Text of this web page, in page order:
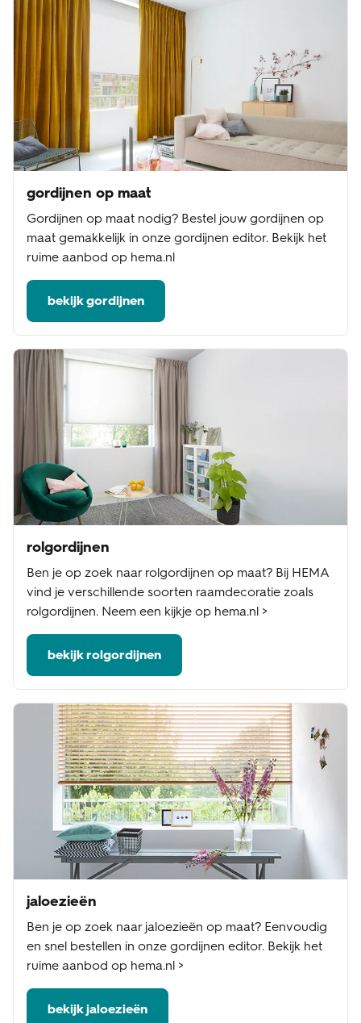
gordijnen op maat
Gordijnen op maat nodig? Bestel jouw gordijnen op
maat gemakkelijk in onze gordijnen editor. Bekijk het
ruime aanbod op hema.nl
bekijk gordijnen
rolgordijnen
Ben je op zoek naar rolgordijnen op maat? Bij HEMA
vind je verschillende soorten raamdecoratie zoals
rolgordijnen. Neem een kijkje op hema.nl >
bekijk rolgordijnen
jaloezieën
Ben je op zoek naar jaloezieën op maat? Eenvoudig
en snel bestellen in onze gordijnen editor. Bekijk het
ruime aanbod op hema.nl >
bekijk jaloezieën